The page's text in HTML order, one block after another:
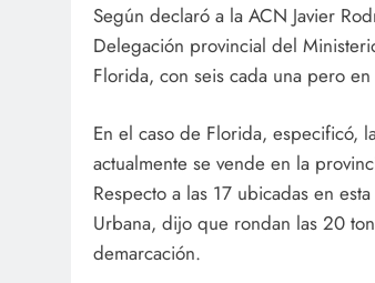
Según declaró a la ACN Javier
Delegación provincial del
Florida, con seis cada una pero
En el caso de Florida, especificó,
actualmente se vende en la
Respecto a las 17 ubicadas en
Urbana, dijo que rondan las 20
demarcación.